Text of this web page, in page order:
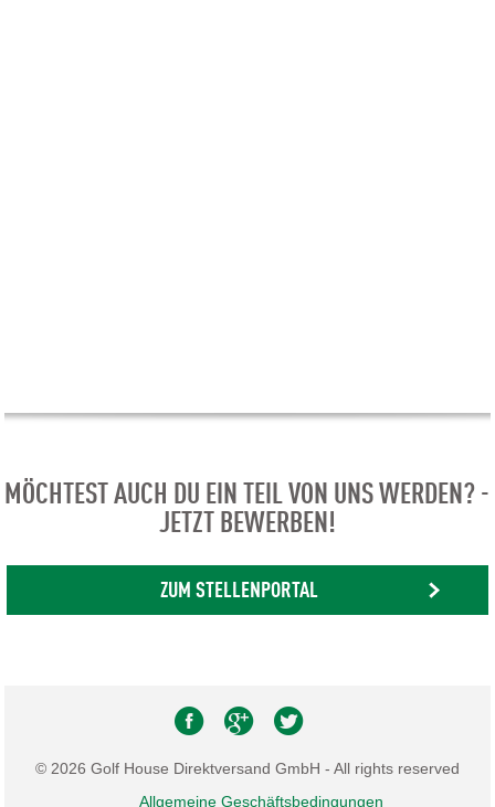
MÖCHTEST AUCH DU EIN TEIL VON UNS WERDEN? -
JETZT BEWERBEN!
ZUM STELLENPORTAL
© 2026 Golf House Direktversand GmbH - All rights reserved
Allgemeine Geschäftsbedingungen